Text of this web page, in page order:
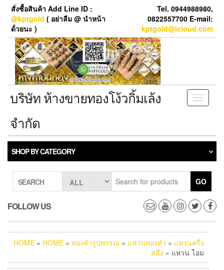
Skip
content
สั่งซื้อสินค้า Add Line ID :
@kptgold ( อย่าลืม @ นำหน้า
ด้่วยนะ )
Tel. 0944988980,
0822557700 E-mail:
kptgold@icloud.com
Toggle
บริษัท ห้างขายทองโง้วกิ้มเล้ง
จำกัด
SHOP BY CATEGORY
SEARCH GO
FOLLOW US
HOME » HOME » ทองคำรูปพรรณ » แหวนทองคำ » แหวนครึ่ง
สลึง » แหวน โอม